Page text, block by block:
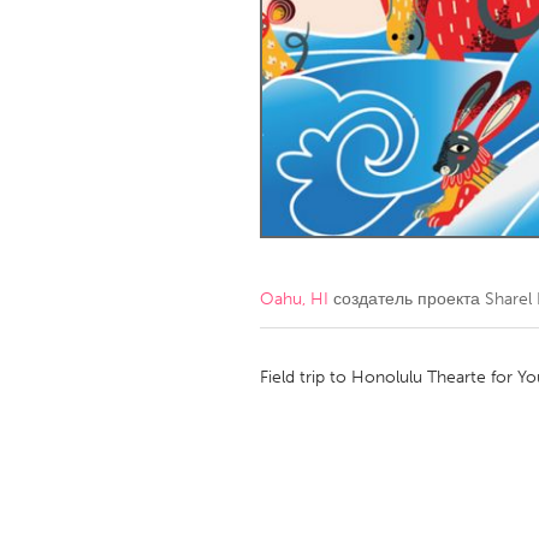
Amherstburg
Kingston
Ottawa
South
MALAYSIA
Kuala Lumpur
NETHERLANDS
Qatar
Oahu, HI создатель проекта Sharel
Field trip to Honolulu Thearte for